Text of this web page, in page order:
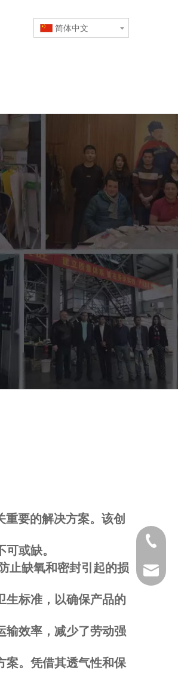
简体中文
要的解决方案。该创
或缺。
止缺氧和密封引起的损
生标准，以确保产品的
输效率，减少了劳动强
案。凭借其透气性和保
0086